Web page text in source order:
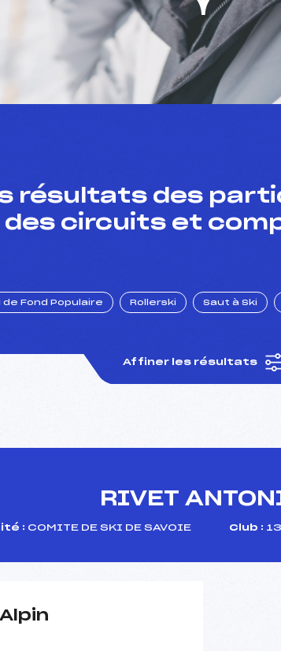
résultats des
des circuits et
de Fond Populaire Rollerski Saut à Ski
Affiner les résultats
RIVET
: COMITE DE SKI DE SAVOIE Club :